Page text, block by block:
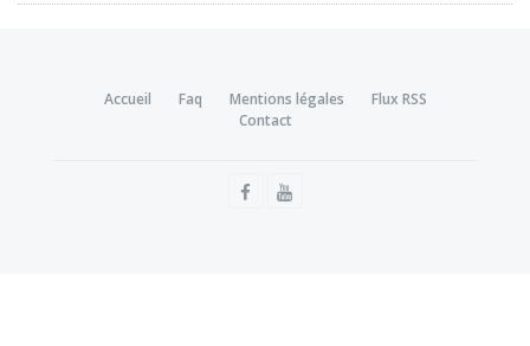
Accueil Faq Mentions légales
Flux RSS
Contact